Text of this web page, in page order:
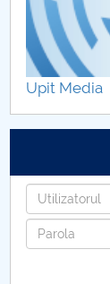
EDUDATA
Upit Media
Username
Password